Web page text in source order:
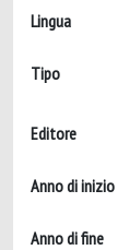
Lingua
Tipo
Editore
Anno di inizio
Anno di fine